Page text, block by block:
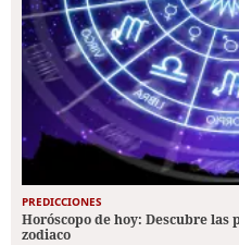
PREDICCIONES
Horóscopo de hoy: Descubre las
zodiaco